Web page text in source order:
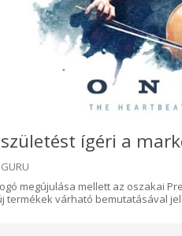
ígéri a
GURU
megújulása mellett az oszakai
termékek várható bemutatásával